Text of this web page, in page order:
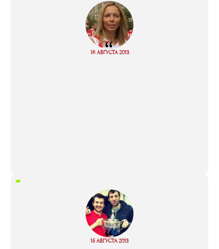
“
16 АВГУСТА 2013
Read
“
15 АВГУСТА 2013
Read